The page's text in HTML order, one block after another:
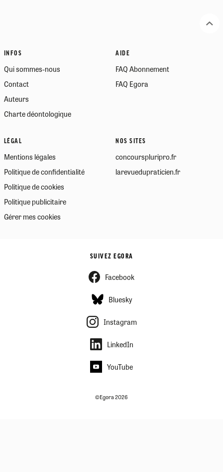
INFOS
Qui sommes-nous
Contact
Auteurs
Charte déontologique
AIDE
FAQ Abonnement
FAQ Egora
LÉGAL
Mentions légales
Politique de confidentialité
Politique de cookies
Politique publicitaire
Gérer mes cookies
NOS SITES
concourspluripro.fr
larevuedupraticien.fr
SUIVEZ EGORA
Facebook
Bluesky
Instagram
LinkedIn
YouTube
©Egora 2026